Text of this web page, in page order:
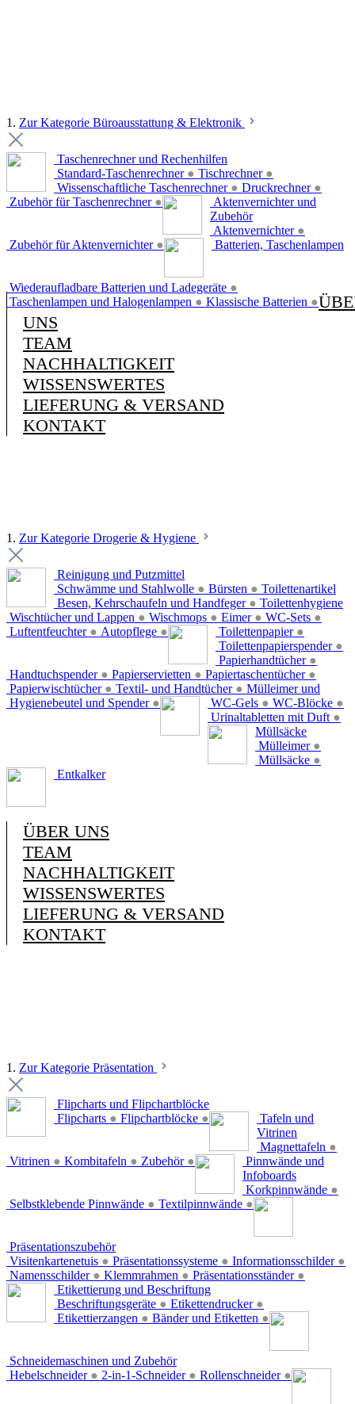
1. Zur Kategorie Büroausstattung & Elektronik
Taschenrechner und Rechenhilfen
Standard-Taschenrechner ● Tischrechner ●
Wissenschaftliche Taschenrechner ● Druckrechner ●
Zubehör für Taschenrechner ●
Aktenvernichter und
Zubehör
Aktenvernichter ●
Zubehör für Aktenvernichter ● Batterien, Taschenlampen
Wiederaufladbare Batterien und Ladegeräte ●
Taschenlampen und Halogenlampen ● Klassische Batterien ●
UNS
TEAM
NACHHALTIGKEIT
WISSENSWERTES
LIEFERUNG & VERSAND
KONTAKT
1. Zur Kategorie Drogerie & Hygiene
Reinigung und Putzmittel
Schwämme und Stahlwolle ● Bürsten ●
Besen, Kehrschaufeln und Handfeger ●
Wischtücher und Lappen ● Wischmops ● Eimer ● WC-Sets ●
Luftentfeuchter ● Autopflege ●
Toilettenartikel
Toilettenpapier ●
Toilettenpapierspender ●
Papierhandtücher ●
Handtuchspender ● Papierservietten ● Papiertaschentücher ●
Papierwischtücher ● Textil- und Handtücher ●
Hygienebeutel und Spender ●
Toilettenhygiene
WC-Gels ● WC-Blöcke ●
Urinaltabletten mit Duft ●
Mülleimer und
Müllsäcke
Mülleimer ●
Müllsäcke ●
Entkalker
ÜBER UNS
TEAM
NACHHALTIGKEIT
WISSENSWERTES
LIEFERUNG & VERSAND
KONTAKT
1. Zur Kategorie Präsentation
Flipcharts und Flipchartblöcke
Flipcharts ● Flipchartblöcke ●
Tafeln und
Vitrinen
Magnettafeln ●
Vitrinen ● Kombitafeln ● Zubehör ●
Pinnwände und
Infoboards
Korkpinnwände ●
Selbstklebende Pinnwände ● Textilpinnwände ●
Präsentationszubehör
Visitenkartenetuis ● Präsentationssysteme ● Informationsschilder ●
Namensschilder ● Klemmrahmen ● Präsentationsständer ●
Etikettierung und Beschriftung
Beschriftungsgeräte ● Etikettendrucker ●
Etikettierzangen ● Bänder und Etiketten ●
Schneidemaschinen und Zubehör
Hebelschneider ● 2-in-1-Schneider ● Rollenschneider ●